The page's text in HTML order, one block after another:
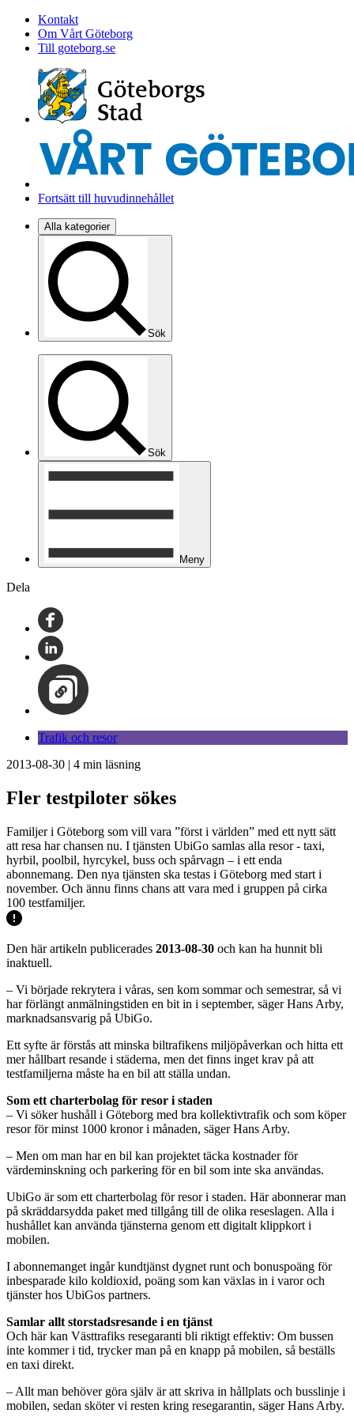
Kontakt
Om Vårt Göteborg
Till goteborg.se
Fortsätt till huvudinnehållet
Alla kategorier
Sök
Sök
Meny
Dela
Trafik och resor
2013-08-30 | 4 min läsning
Fler testpiloter sökes
Familjer i Göteborg som vill vara ”först i världen” med ett nytt sätt
att resa har chansen nu. I tjänsten UbiGo samlas alla resor - taxi,
hyrbil, poolbil, hyrcykel, buss och spårvagn – i ett enda
abonnemang. Den nya tjänsten ska testas i Göteborg med start i
november. Och ännu finns chans att vara med i gruppen på cirka
100 testfamiljer.
Den här artikeln publicerades 2013-08-30 och kan ha hunnit bli
inaktuell.
– Vi började rekrytera i våras, sen kom sommar och semestrar, så vi
har förlängt anmälningstiden en bit in i september, säger Hans Arby,
marknadsansvarig på UbiGo.
Ett syfte är förstås att minska biltrafikens miljöpåverkan och hitta ett
mer hållbart resande i städerna, men det finns inget krav på att
testfamiljerna måste ha en bil att ställa undan.
Som ett charterbolag för resor i staden
– Vi söker hushåll i Göteborg med bra kollektivtrafik och som köper
resor för minst 1000 kronor i månaden, säger Hans Arby.
– Men om man har en bil kan projektet täcka kostnader för
värdeminskning och parkering för en bil som inte ska användas.
UbiGo är som ett charterbolag för resor i staden. Här abonnerar man
på skräddarsydda paket med tillgång till de olika reseslagen. Alla i
hushållet kan använda tjänsterna genom ett digitalt klippkort i
mobilen.
I abonnemanget ingår kundtjänst dygnet runt och bonuspoäng för
inbesparade kilo koldioxid, poäng som kan växlas in i varor och
tjänster hos UbiGos partners.
Samlar allt storstadsresande i en tjänst
Och här kan Västtrafiks resegaranti bli riktigt effektiv: Om bussen
inte kommer i tid, trycker man på en knapp på mobilen, så beställs
en taxi direkt.
– Allt man behöver göra själv är att skriva in hållplats och busslinje i
mobilen, sedan sköter vi resten kring resegarantin, säger Hans Arby.